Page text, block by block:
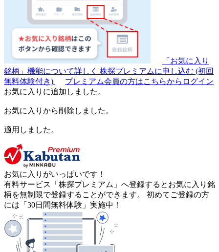
「お気に入り
銘柄」機能について詳しく 株探プレミアムに申し込む (初回
無料体験付き)
プレミアム会員の方はこちらからログイン
お気に入りに追加しました。
お気に入りから削除しました。
適用しました。
お気に入りがいっぱいです！
有料サービス「株探プレミアム」へ登録するとお気に入り銘
柄を無制限で登録することができます。 初めてご登録の方
には「30日間無料体験」実施中！